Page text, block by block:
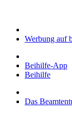
Werbung auf
Beihilfe-App
Beihilfe
Das